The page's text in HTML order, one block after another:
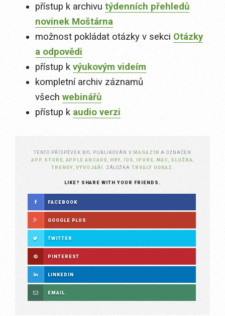
přístup k archivu týdenních přehledů
novinek Moštárna
možnost pokládat otázky v sekci Otázky
a odpovědi
přístup k výukovým videím
kompletní archiv záznamů
všech webinářů
přístup k audio verzi
TENTO PŘÍSPĚVEK BYL PUBLIKOVÁN V MAGAZÍN A OZNAČEN
APP STORE APPLE ARCADE HRY IOS IPURE MAC SLUŽBA
TRENDY ,VÝVOJÁŘI . ZÁLOŽKATRVALÝ ODKAZ
LIKE? SHARE WITH YOUR FRIENDS.
FACEBOOK
GOOGLE PLUS
TWITTER
PINTEREST
LINKEDIN
EMAIL